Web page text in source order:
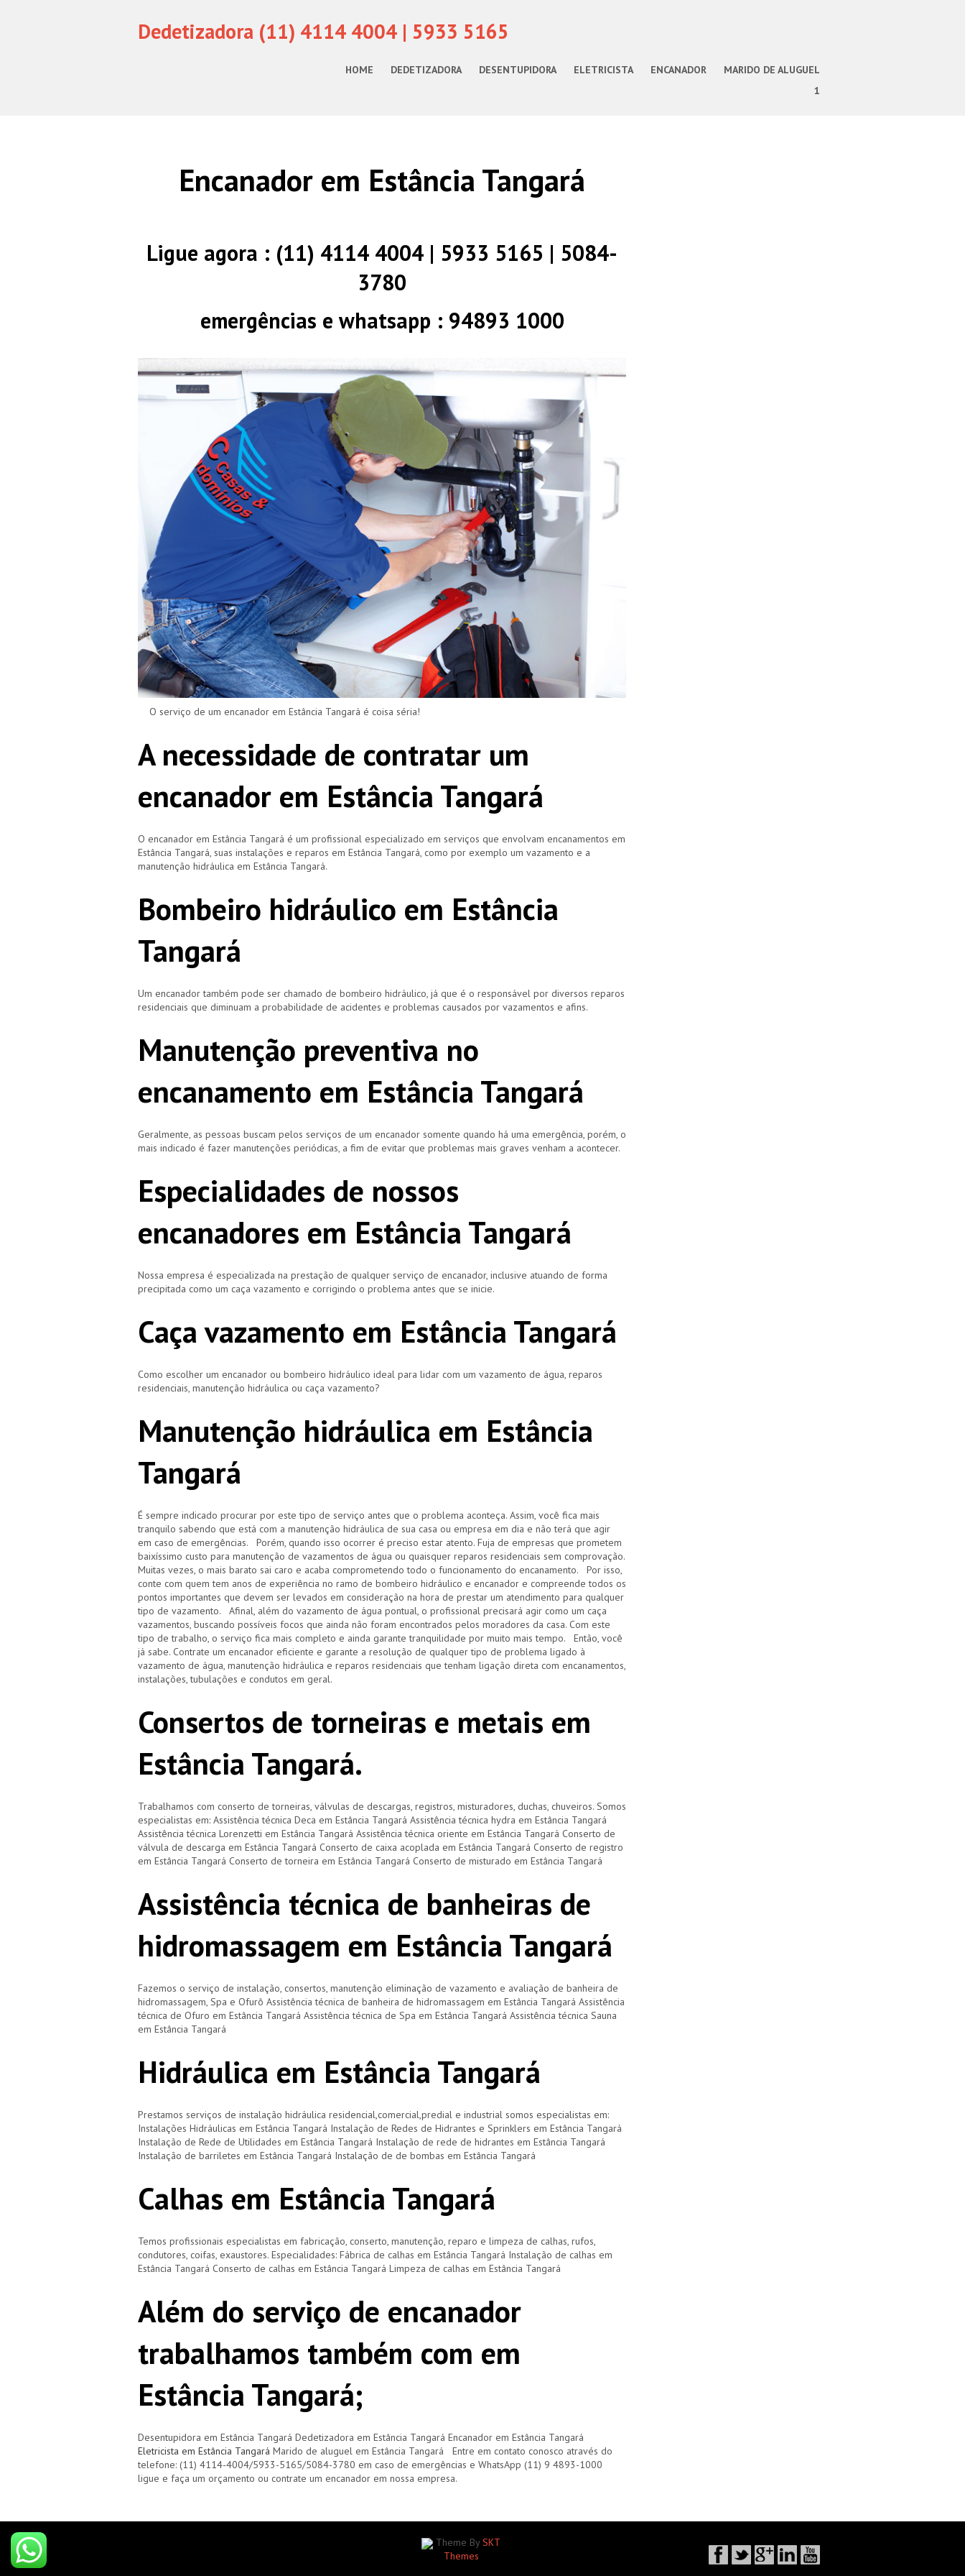
Dedetizadora (11) 4114 4004 | 5933 5165
HOME DEDETIZADORA DESENTUPIDORA ELETRICISTA ENCANADOR
MARIDO DE ALUGUEL
1
Encanador em Estância Tangará
Ligue agora : (11) 4114 4004 | 5933 5165 | 5084-
3780
emergências e whatsapp : 94893 1000
O serviço de um encanador em Estância Tangará é coisa séria!
A necessidade de contratar um
encanador em Estância Tangará
O encanador em Estância Tangará é um profissional especializado em serviços que envolvam encanamentos em
Estância Tangará, suas instalações e reparos em Estância Tangará, como por exemplo um vazamento e a
manutenção hidráulica em Estância Tangará.
Bombeiro hidráulico em Estância
Tangará
Um encanador também pode ser chamado de bombeiro hidráulico, já que é o responsável por diversos reparos
residenciais que diminuam a probabilidade de acidentes e problemas causados por vazamentos e afins.
Manutenção preventiva no
encanamento em Estância Tangará
Geralmente, as pessoas buscam pelos serviços de um encanador somente quando há uma emergência, porém, o
mais indicado é fazer manutenções periódicas, a fim de evitar que problemas mais graves venham a acontecer.
Especialidades de nossos
encanadores em Estância Tangará
Nossa empresa é especializada na prestação de qualquer serviço de encanador, inclusive atuando de forma
precipitada como um caça vazamento e corrigindo o problema antes que se inicie.
Caça vazamento em Estância Tangará
Como escolher um encanador ou bombeiro hidráulico ideal para lidar com um vazamento de água, reparos
residenciais, manutenção hidráulica ou caça vazamento?
Manutenção hidráulica em Estância
Tangará
É sempre indicado procurar por este tipo de serviço antes que o problema aconteça. Assim, você fica mais
tranquilo sabendo que está com a manutenção hidráulica de sua casa ou empresa em dia e não terá que agir
em caso de emergências. Porém, quando isso ocorrer é preciso estar atento. Fuja de empresas que prometem
baixíssimo custo para manutenção de vazamentos de água ou quaisquer reparos residenciais sem comprovação.
Muitas vezes, o mais barato sai caro e acaba comprometendo todo o funcionamento do encanamento. Por isso,
conte com quem tem anos de experiência no ramo de bombeiro hidráulico e encanador e compreende todos os
pontos importantes que devem ser levados em consideração na hora de prestar um atendimento para qualquer
tipo de vazamento. Afinal, além do vazamento de água pontual, o profissional precisará agir como um caça
vazamentos, buscando possíveis focos que ainda não foram encontrados pelos moradores da casa. Com este
tipo de trabalho, o serviço fica mais completo e ainda garante tranquilidade por muito mais tempo. Então, você
já sabe. Contrate um encanador eficiente e garante a resolução de qualquer tipo de problema ligado à
vazamento de água, manutenção hidráulica e reparos residenciais que tenham ligação direta com encanamentos,
instalações, tubulações e condutos em geral.
Consertos de torneiras e metais em
Estância Tangará.
Trabalhamos com conserto de torneiras, válvulas de descargas, registros, misturadores, duchas, chuveiros. Somos
especialistas em: Assistência técnica Deca em Estância Tangará Assistência técnica hydra em Estância Tangará
Assistência técnica Lorenzetti em Estância Tangará Assistência técnica oriente em Estância Tangará Conserto de
válvula de descarga em Estância Tangará Conserto de caixa acoplada em Estância Tangará Conserto de registro
em Estância Tangará Conserto de torneira em Estância Tangará Conserto de misturado em Estância Tangará
Assistência técnica de banheiras de
hidromassagem em Estância Tangará
Fazemos o serviço de instalação, consertos, manutenção eliminação de vazamento e avaliação de banheira de
hidromassagem, Spa e Ofurô Assistência técnica de banheira de hidromassagem em Estância Tangará Assistência
técnica de Ofuro em Estância Tangará Assistência técnica de Spa em Estância Tangará Assistência técnica Sauna
em Estância Tangará
Hidráulica em Estância Tangará
Prestamos serviços de instalação hidráulica residencial,comercial,predial e industrial somos especialistas em:
Instalações Hidráulicas em Estância Tangará Instalação de Redes de Hidrantes e Sprinklers em Estância Tangará
Instalação de Rede de Utilidades em Estância Tangará Instalação de rede de hidrantes em Estância Tangará
Instalação de barriletes em Estância Tangará Instalação de de bombas em Estância Tangará
Calhas em Estância Tangará
Temos profissionais especialistas em fabricação, conserto, manutenção, reparo e limpeza de calhas, rufos,
condutores, coifas, exaustores. Especialidades: Fábrica de calhas em Estância Tangará Instalação de calhas em
Estância Tangará Conserto de calhas em Estância Tangará Limpeza de calhas em Estância Tangará
Além do serviço de encanador
trabalhamos também com em
Estância Tangará;
Desentupidora em Estância Tangará Dedetizadora em Estância Tangará Encanador em Estância Tangará
Eletricista em Estância Tangará Marido de aluguel em Estância Tangará Entre em contato conosco através do
telefone: (11) 4114-4004/5933-5165/5084-3780 em caso de emergências e WhatsApp (11) 9 4893-1000
ligue e faça um orçamento ou contrate um encanador em nossa empresa.
Theme By SKT
Themes